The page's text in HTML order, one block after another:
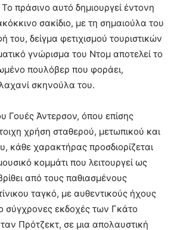
πράσινο αυτό δημιουργεί έντονη
σακίδιο, με τη σημαιούλα του
δείγμα φετιχισμού τουριστικών
γνώρισμα του Ντομ αποτελεί το
πουλόβερ που φοράει,
σκηνούλα του.
Γουές Άντερσον, όπου επίσης
χρήση σταθερού, μετωπικού και
κάθε χαρακτήρας προσδιορίζεται
κομμάτι που λειτουργεί ως
από τους παθιασμένους
ταγκό, με αυθεντικούς ήχους
σύγχρονες εκδοχές των Γκάτο
Πρότζεκτ, σε μια απολαυστική